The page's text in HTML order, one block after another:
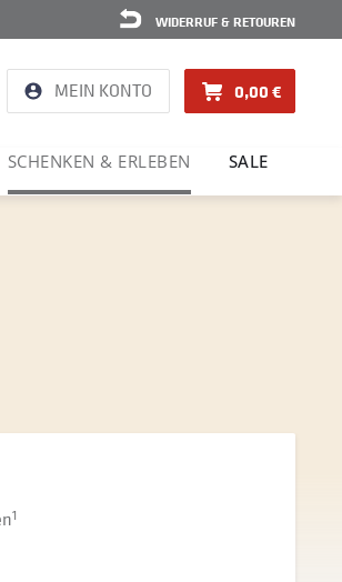
WIDERRUF & RETOUREN
MEIN KONTO 0,00 €
SCHENKEN & ERLEBEN SALE
1